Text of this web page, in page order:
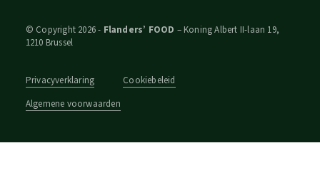
© Copyright 2026 - Flanders’ FOOD – Koning Albert II-laan 19,
1210 Brussel
Privacyverklaring
Cookiebeleid
Algemene voorwaarden